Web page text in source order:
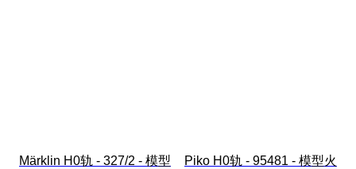
Märklin H0轨 - 327/2 - 模型
Piko H0轨 - 95481 - 模型火